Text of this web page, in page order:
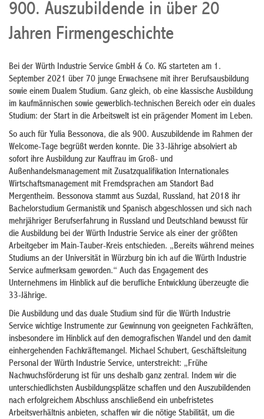
900. Auszubildende in über 20
Jahren Firmengeschichte
Bei der Würth Industrie Service GmbH & Co. KG starteten am 1.
September 2021 über 70 junge Erwachsene mit ihrer Berufsausbildung
sowie einem Dualem Studium. Ganz gleich, ob eine klassische Ausbildung
im kaufmännischen sowie gewerblich-technischen Bereich oder ein duales
Studium: der Start in die Arbeitswelt ist ein prägender Moment im Leben.
So auch für Yulia Bessonova, die als 900. Auszubildende im Rahmen der
Welcome-Tage begrüßt werden konnte. Die 33-Jährige absolviert ab
sofort ihre Ausbildung zur Kauffrau im Groß- und
Außenhandelsmanagement mit Zusatzqualifikation Internationales
Wirtschaftsmanagement mit Fremdsprachen am Standort Bad
Mergentheim. Bessonova stammt aus Suzdal, Russland, hat 2018 ihr
Bachelorstudium Germanistik und Spanisch abgeschlossen und sich nach
mehrjähriger Berufserfahrung in Russland und Deutschland bewusst für
die Ausbildung bei der Würth Industrie Service als einer der größten
Arbeitgeber im Main-Tauber-Kreis entschieden. „Bereits während meines
Studiums an der Universität in Würzburg bin ich auf die Würth Industrie
Service aufmerksam geworden.“ Auch das Engagement des
Unternehmens im Hinblick auf die berufliche Entwicklung überzeugte die
33-Jährige.
Die Ausbildung und das duale Studium sind für die Würth Industrie
Service wichtige Instrumente zur Gewinnung von geeigneten Fachkräften,
insbesondere im Hinblick auf den demografischen Wandel und den damit
einhergehenden Fachkräftemangel. Michael Schubert, Geschäftsleitung
Personal der Würth Industrie Service, unterstreicht: „Frühe
Nachwuchsförderung ist für uns deshalb ganz zentral. Indem wir die
unterschiedlichsten Ausbildungsplätze schaffen und den Auszubildenden
nach erfolgreichem Abschluss anschließend ein unbefristetes
Arbeitsverhältnis anbieten, schaffen wir die nötige Stabilität, um die